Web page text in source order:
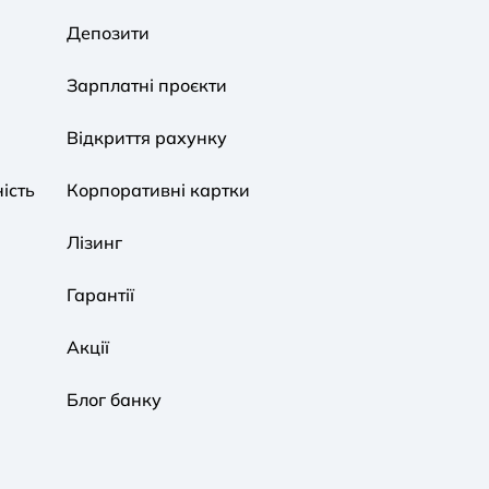
A A A A
Депозити
Зарплатні проєкти
Відкриття рахунку
Корпоративні картки
Лізинг
Гарантії
Акції
Блог банку